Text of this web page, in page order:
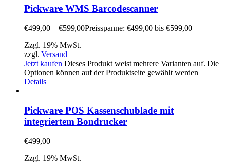
Pickware WMS Barcodescanner
€499,00 – €599,00Preisspanne: €499,00 bis €599,00
Zzgl. 19% MwSt.
zzgl. Versand
Jetzt kaufen Dieses Produkt weist mehrere Varianten auf. Die
Optionen können auf der Produktseite gewählt werden
Details
Pickware POS Kassenschublade mit
integriertem Bondrucker
€499,00
Zzgl. 19% MwSt.